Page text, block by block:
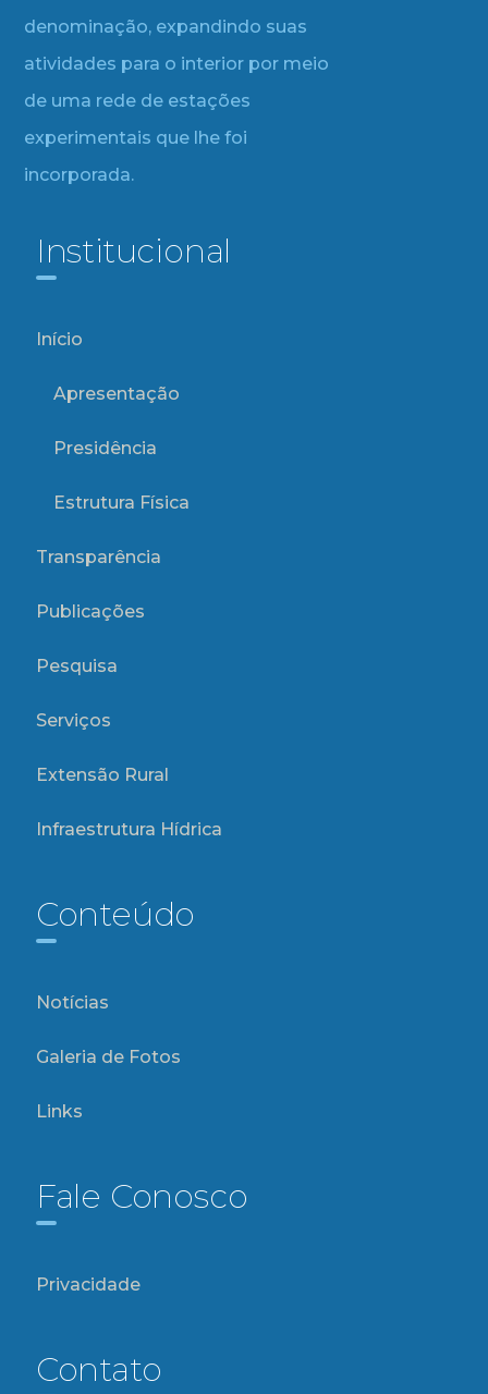
denominação, expandindo suas
atividades para o interior por meio
de uma rede de estações
experimentais que lhe foi
incorporada.
Institucional
Início
Apresentação
Presidência
Estrutura Física
Transparência
Publicações
Pesquisa
Serviços
Extensão Rural
Infraestrutura Hídrica
Conteúdo
Notícias
Galeria de Fotos
Links
Fale Conosco
Privacidade
Contato